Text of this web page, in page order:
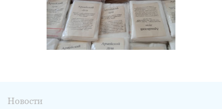
Новости